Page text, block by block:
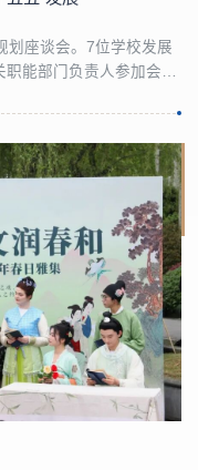
划座谈会。7位学校发展
能部门负责人参加会
情系母校发展的广大校
从快速发展迈向高质量
取得显著成效，但仍面
、服务浙...